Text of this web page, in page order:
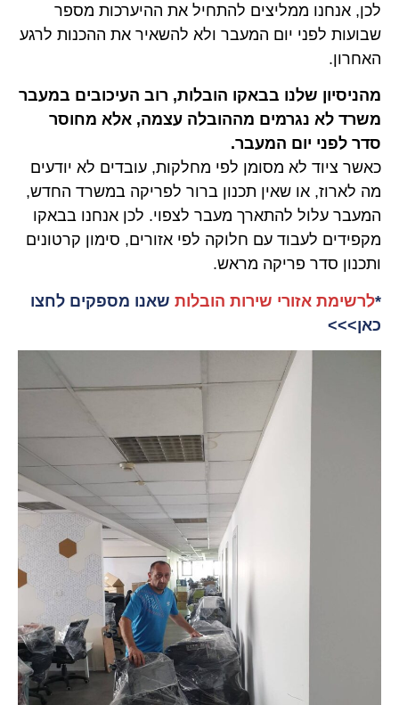
לכן, אנחנו ממליצים להתחיל את ההיערכות מספר
שבועות לפני יום המעבר ולא להשאיר את ההכנות לרגע
האחרון.
מהניסיון שלנו בבאקו הובלות, רוב העיכובים במעבר
משרד לא נגרמים מההובלה עצמה, אלא מחוסר
סדר לפני יום המעבר.
כאשר ציוד לא מסומן לפי מחלקות, עובדים לא יודעים
מה לארוז, או שאין תכנון ברור לפריקה במשרד החדש,
המעבר עלול להתארך מעבר לצפוי. לכן אנחנו בבאקו
מקפידים לעבוד עם חלוקה לפי אזורים, סימון קרטונים
ותכנון סדר פריקה מראש.
*לרשימת אזורי שירות הובלות שאנו מספקים לחצו
כאן>>>